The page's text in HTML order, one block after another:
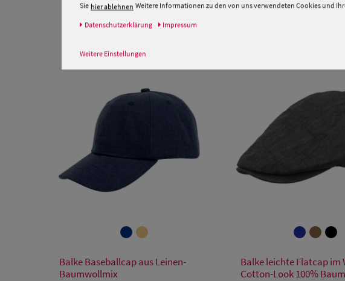
Einheitsgröße
Balke Baseballcap aus Leinen-
Baumwollmix
S M L XL
Balke leichte Flatcap im
Cotton-Look 100%
Sie hier ablehnen Weitere Informationen zu den von uns verwendeten Cookies und
Daten­schutz­erklärung Impressum
Weitere Einstellungen